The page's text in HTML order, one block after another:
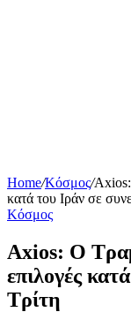
Home/Κόσμος/Axios:
κατά του Ιράν σε
Κόσμος
Axios: Ο
επιλογές
Τρίτη